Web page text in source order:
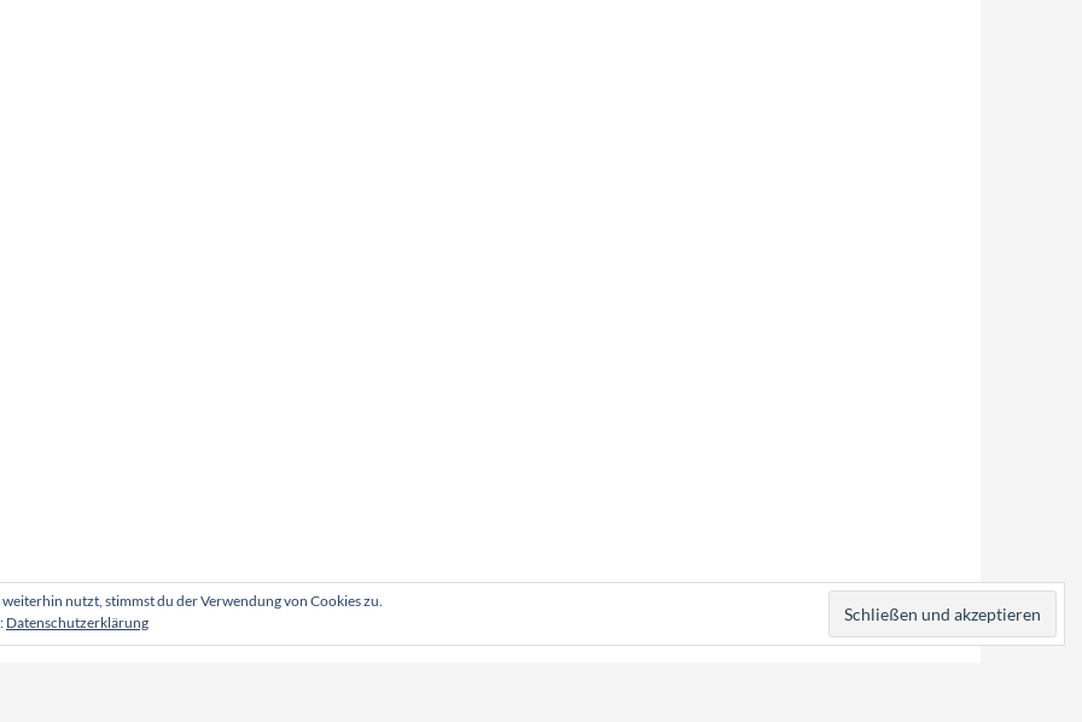
nutzt, stimmst du der Verwendung von Cookies zu.
Datenschutzerklärung